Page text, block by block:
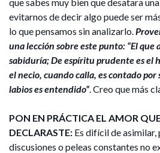
evitarnos de decir algo puede ser
lo que pensamos sin analizarlo.
una lección sobre este punto: “El que
sabiduría; De espíritu prudente es el
el necio, cuando calla, es contado por
labios es entendido” . Creo que más
PON EN PRÁCTICA EL AMOR
DECLARASTE: Es difícil de
discusiones o peleas constantes no